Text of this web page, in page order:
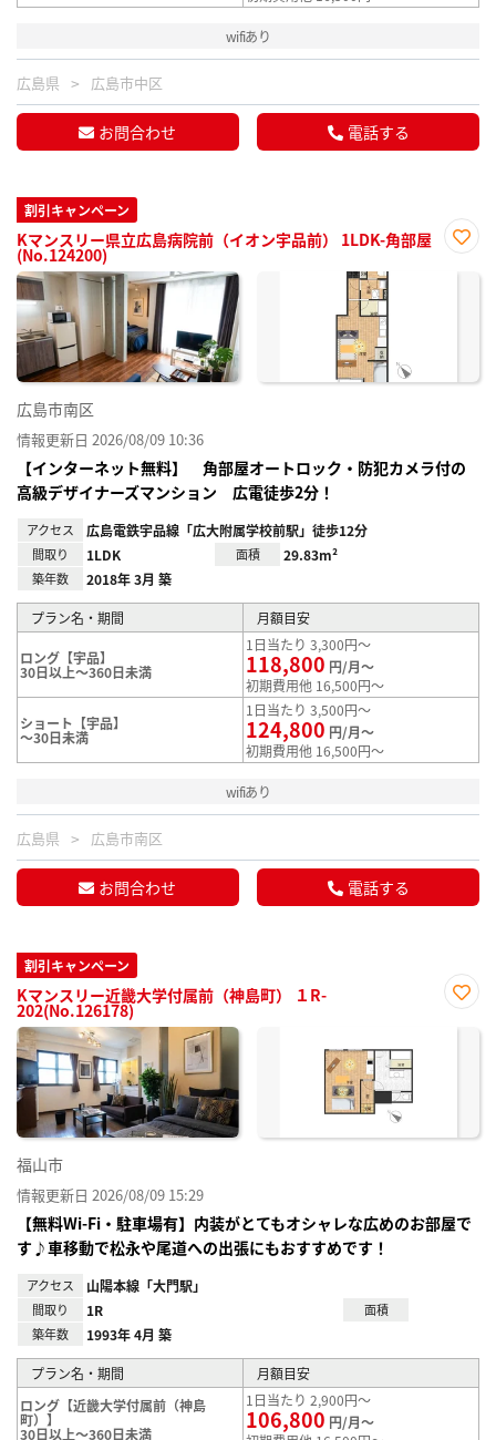
wifiあり
広島県 広島市中区
お問合わせ 電話する
割引キャンペーン
Kマンスリー県立広島病院前（イオン宇品前） 1LDK-角部屋
(No.124200)
に入
広島市南区
情報更新日 2026/08/09 10:36
【インターネット無料】 角部屋オートロック・防犯カメラ付の
高級デザイナーズマンション 広電徒歩2分！
アクセス 広島電鉄宇品線「広大附属学校前駅」徒歩12分
間取り 1LDK 面積 29.83m²
築年数 2018年 3月 築
プラン名・期間 月額目安
ロング【宇品】
30日以上～360日未満
1日当たり 3,300円～
118,800 円/月～
初期費用他 16,500円～
ショート【宇品】
～30日未満
1日当たり 3,500円～
124,800 円/月～
初期費用他 16,500円～
wifiあり
広島県 広島市南区
お問合わせ 電話する
割引キャンペーン
Kマンスリー近畿大学付属前（神島町） １R-
202(No.126178)
に入
福山市
情報更新日 2026/08/09 15:29
【無料Wi-Fi・駐車場有】内装がとてもオシャレな広めのお部屋で
す♪車移動で松永や尾道への出張にもおすすめです！
アクセス 山陽本線「大門駅」
間取り 1R
面積
築年数
1993年 4月 築
プラン名・期間
月額目安
ロング【近畿大学付属前（神島
町）】
30日以上～360日未満
1日当たり 2,900円～
106,800 円/月～